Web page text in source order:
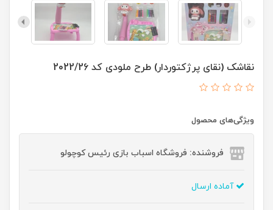
نقاشک (نقای پرژکتوردار) طرح ملودی کد 2022/26
ویژگی‌های محصول
فروشنده: فروشگاه اسباب بازی رئیس کوچولو
آماده ارسال